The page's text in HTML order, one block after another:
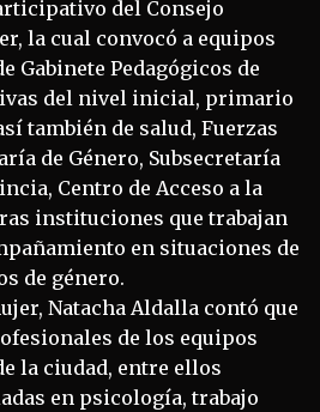
del Consejo
la cual convocó a equipos
Pedagógicos de
del nivel inicial, primario
también de salud, Fuerzas
de Género, Subsecretaría
Centro de Acceso a la
instituciones que trabajan
en situaciones de
de género.
Natacha Aldalla contó que
de los equipos
la ciudad, entre ellos
en psicología, trabajo